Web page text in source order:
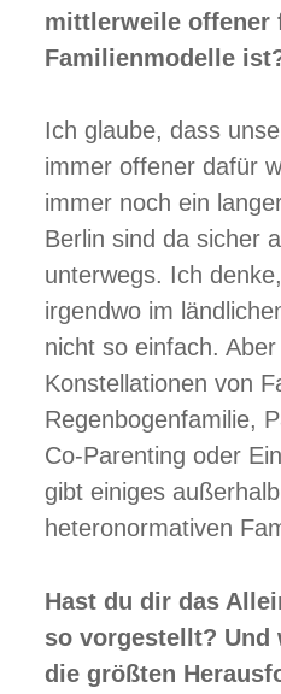
mittlerweile offener
Familienmodelle
Ich glaube, dass
immer offener dafür
immer noch ein
Berlin sind da sicher
unterwegs. Ich
irgendwo im
nicht so einfach.
Konstellationen von
Regenbogenfamilie,
Co-Parenting oder
gibt einiges
heteronormativen
Hast du dir das
so vorgestellt? Und
die größten